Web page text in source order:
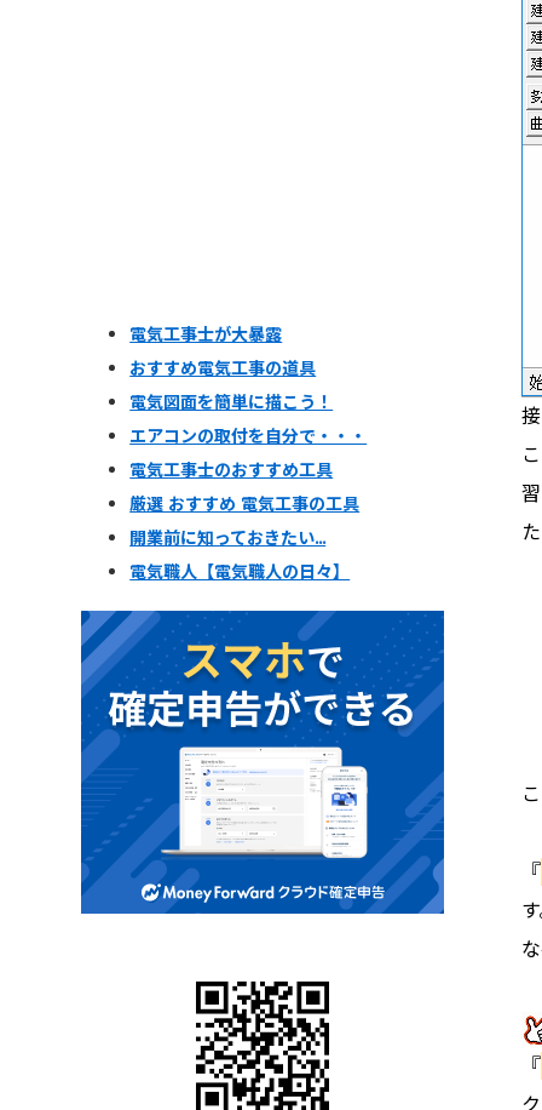
『
す
『
電気工事士が大暴露
おすすめ電気工事の道具
電気図面を簡単に描こう！
エアコンの取付を自分で・・・
電気工事士のおすすめ工具
厳選 おすすめ 電気工事の工具
開業前に知っておきたい…
電気職人【電気職人の日々】